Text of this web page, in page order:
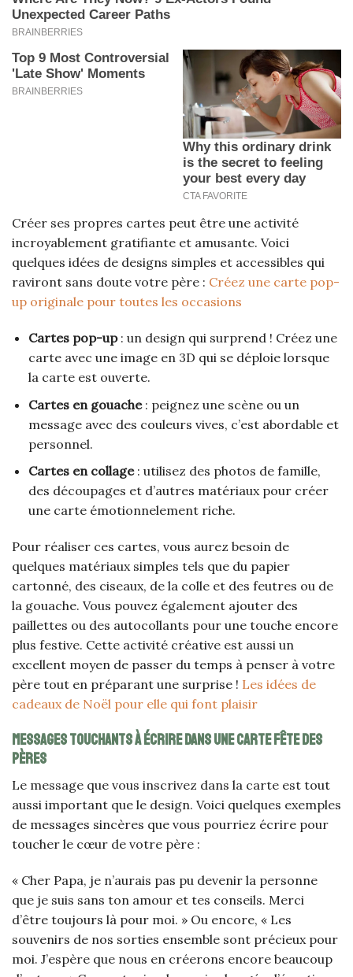
Créer ses propres cartes peut être une activité
incroyablement gratifiante et amusante. Voici
quelques idées de designs simples et accessibles qui
raviront sans doute votre père : Créez une carte pop-
up originale pour toutes les occasions
Cartes pop-up: un design qui surprend ! Créez une
carte avec une image en 3D qui se déploie lorsque
la carte est ouverte.
Cartes en gouache: peignez une scène ou un
message avec des couleurs vives, c’est abordable et
personnel.
Cartes en collage: utilisez des photos de famille,
des découpages et d’autres matériaux pour créer
une carte émotionnelement riche.
Pour réaliser ces cartes, vous aurez besoin de
quelques matériaux simples tels que du papier
cartonné, des ciseaux, de la colle et des feutres ou de
la gouache. Vous pouvez également ajouter des
paillettes ou des autocollants pour une touche encore
plus festive. Cette activité créative est aussi un
excellent moyen de passer du temps à penser à votre
père tout en préparant une surprise ! Les idées de
cadeaux de Noël pour elle qui font plaisir
Messages touchants à écrire dans une carte fête des
pères
Le message que vous inscrivez dans la carte est tout
aussi important que le design. Voici quelques exemples
de messages sincères que vous pourriez écrire pour
toucher le cœur de votre père :
« Cher Papa, je n’aurais pas pu devenir la personne
que je suis sans ton amour et tes conseils. Merci
d’être toujours là pour moi. » Ou encore, « Les
souvenirs de nos sorties ensemble sont précieux pour
moi. J’espère que nous en créerons encore beaucoup